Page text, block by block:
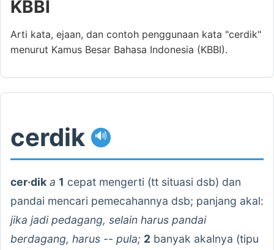
KBBI
Arti kata, ejaan, dan contoh penggunaan kata "cerdik"
menurut Kamus Besar Bahasa Indonesia (KBBI).
cerdik 🔊
cer·dik a 1 cepat mengerti (tt situasi dsb) dan
pandai mencari pemecahannya dsb; panjang akal:
jika jadi pedagang, selain harus pandai
berdagang, harus -- pula; 2 banyak akalnya (tipu